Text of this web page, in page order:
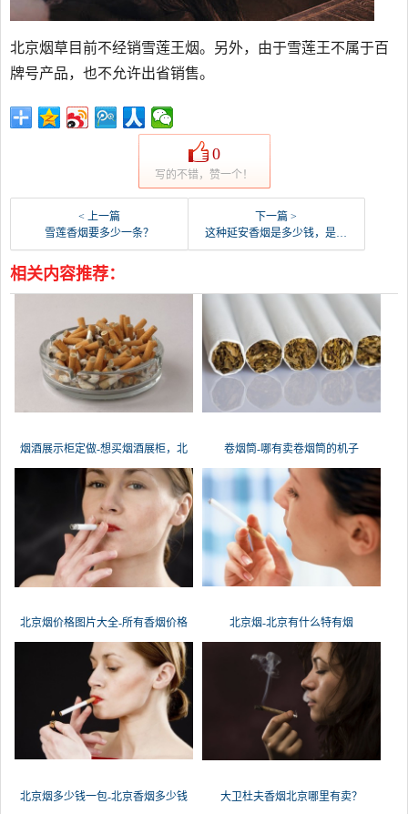
北京烟草目前不经销雪莲王烟。另外，由于雪莲王不属于百
牌号产品，也不允许出省销售。
0
写的不错，赞一个！
< 上一篇
雪莲香烟要多少一条？
下一篇 >
这种延安香烟是多少钱，是不是很便宜？
相关内容推荐：
烟酒展示柜定做-想买烟酒展柜，北
京
卷烟筒-哪有卖卷烟筒的机子
北京烟价格图片大全-所有香烟价格 北京烟-北京有什么特有烟
北京烟多少钱一包-北京香烟多少钱 大卫杜夫香烟北京哪里有卖？